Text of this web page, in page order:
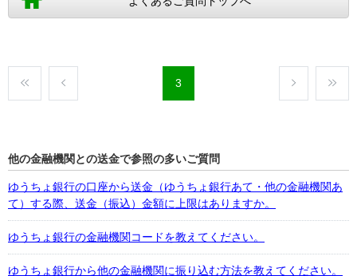
3
他の金融機関との送金で参照の多いご質問
ゆうちょ銀行の口座から送金（ゆうちょ銀行あて・他の金融機関あ
て）する際、送金（振込）金額に上限はありますか。
ゆうちょ銀行の金融機関コードを教えてください。
ゆうちょ銀行から他の金融機関に振り込む方法を教えてください。